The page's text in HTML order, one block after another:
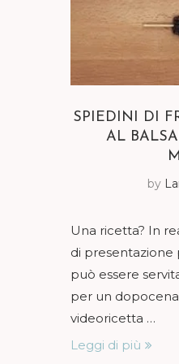
SPIEDINI DI
AL
by
Una ricetta? In
di presentazione
può essere
per un
videoricetta …
Leggi di più